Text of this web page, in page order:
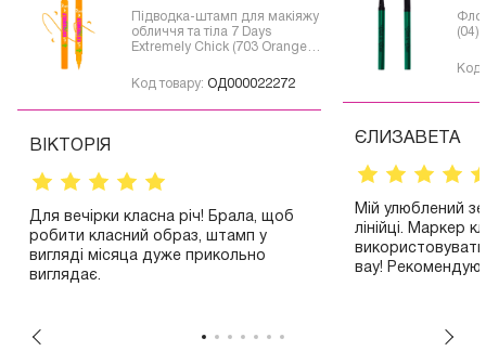
Підводка-штамп для макіяжу
обличчя та тіла 7 Days
Extremely Chick (703 Orange
Код товару: ОД000022272
ВІКТОРІЯ
Для вечірки класна річ! Брала, щоб
робити класний образ, штамп у
вигляді місяца дуже прикольно
виглядає.
(04)
Код
ЄЛИЗАВЕТА
Мій улюблений
лінійці. Маркер
вау! Рекомендую!